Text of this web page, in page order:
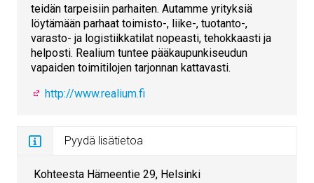
teidän tarpeisiin parhaiten. Autamme yrityksiä
löytämään parhaat toimisto-, liike-, tuotanto-,
varasto- ja logistiikkatilat nopeasti, tehokkaasti ja
helposti. Realium tuntee pääkaupunkiseudun
vapaiden toimitilojen tarjonnan kattavasti.
http://www.realium.fi
Pyydä lisätietoa
Kohteesta Hämeentie 29, Helsinki